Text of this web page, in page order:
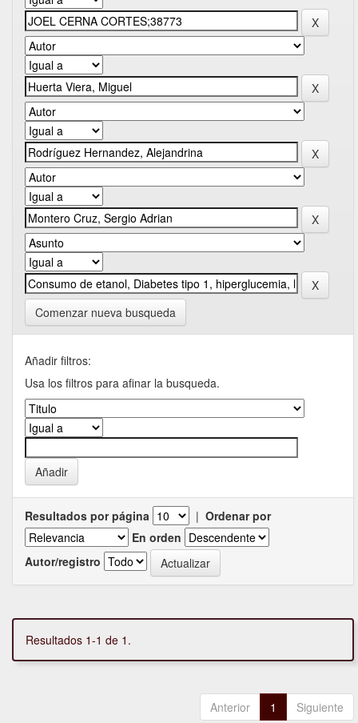
Comenzar nueva busqueda
Añadir filtros:
Usa los filtros para afinar la busqueda.
Resultados por página | Ordenar por
En orden
Autor/registro
Resultados 1-1 de 1.
Anterior 1 Siguiente